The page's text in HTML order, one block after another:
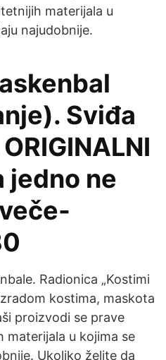
materijala u
najudobnije.
Sviđa
jedno ne
Radionica „Kostimi
kostima, maskota
proizvodi se prave
materijala u kojima se
Ukoliko želite da